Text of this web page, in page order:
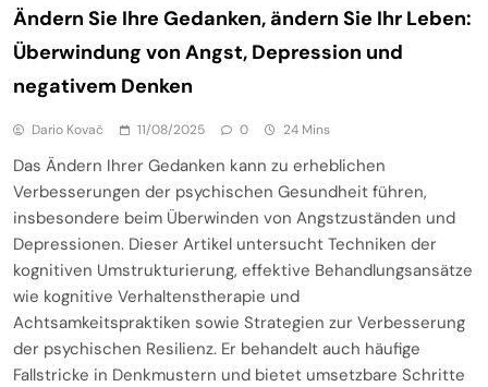
Ändern Sie Ihre Gedanken, ändern Sie Ihr Leben:
Überwindung von Angst, Depression und
negativem Denken
Dario Kovač 11/08/2025 0 24 Mins
Das Ändern Ihrer Gedanken kann zu erheblichen
Verbesserungen der psychischen Gesundheit führen,
insbesondere beim Überwinden von Angstzuständen und
Depressionen. Dieser Artikel untersucht Techniken der
kognitiven Umstrukturierung, effektive Behandlungsansätze
wie kognitive Verhaltenstherapie und
Achtsamkeitspraktiken sowie Strategien zur Verbesserung
der psychischen Resilienz. Er behandelt auch häufige
Fallstricke in Denkmustern und bietet umsetzbare Schritte